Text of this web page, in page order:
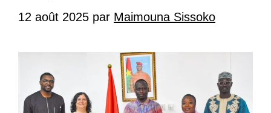
12 août 2025 par Maimouna Sissoko